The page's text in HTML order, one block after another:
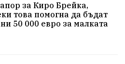
Свобода природа
съдебна система
за Киро Брейка,
това помогна да бъдат
50 000 евро за малката